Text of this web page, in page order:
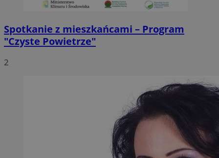
Spotkanie z mieszkańcami – Program
"Czyste Powietrze"
2